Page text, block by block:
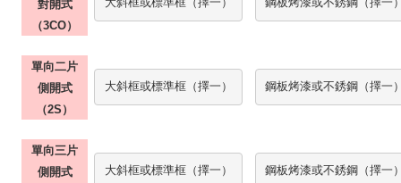
對開式
（3CO）
單向二片
側開式
（2S ）
大斜框或標準框（擇一） 鋼板烤漆或不銹鋼（擇一
單向三片
側開式
大斜框或標準框（擇一） 鋼板烤漆或不銹鋼（擇一